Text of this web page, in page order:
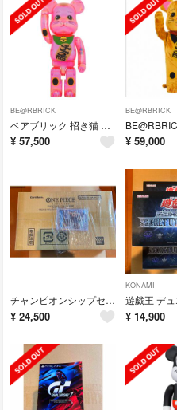
BE@RBRICK
ベアブリック 招き猫 桃色透明メッキ 1000％
¥ 57,500
BE@RBRICK
¥ 59,000
チャンピオンシップセット2022 トラファルガー・ロー シャンクス 2種セット
¥ 24,500
KONAMI
¥ 14,900